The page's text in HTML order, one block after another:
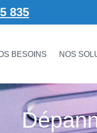
835
BESOINS NOS